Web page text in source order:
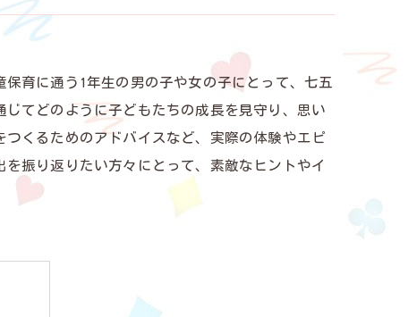
育に通う1年生の男の子や女の子にとって、七五
てどのように子どもたちの成長を見守り、思い
くるためのアドバイスなど、実際の体験やエピ
振り返りたい方々にとって、素敵なヒントやイ